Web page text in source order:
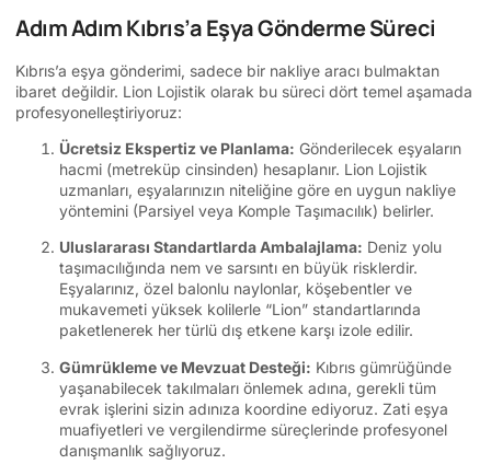
Adım Adım Kıbrıs’a Eşya Gönderme Süreci
Kıbrıs’a eşya gönderimi, sadece bir nakliye aracı bulmaktan
ibaret değildir. Lion Lojistik olarak bu süreci dört temel aşamada
profesyonelleştiriyoruz:
Ücretsiz Ekspertiz ve Planlama: Gönderilecek eşyaların
hacmi (metreküp cinsinden) hesaplanır. Lion Lojistik
uzmanları, eşyalarınızın niteliğine göre en uygun nakliye
yöntemini (Parsiyel veya Komple Taşımacılık) belirler.
Uluslararası Standartlarda Ambalajlama: Deniz yolu
taşımacılığında nem ve sarsıntı en büyük risklerdir.
Eşyalarınız, özel balonlu naylonlar, köşebentler ve
mukavemeti yüksek kolilerle “Lion” standartlarında
paketlenerek her türlü dış etkene karşı izole edilir.
Gümrükleme ve Mevzuat Desteği: Kıbrıs gümrüğünde
yaşanabilecek takılmaları önlemek adına, gerekli tüm
evrak işlerini sizin adınıza koordine ediyoruz. Zati eşya
muafiyetleri ve vergilendirme süreçlerinde profesyonel
danışmanlık sağlıyoruz.